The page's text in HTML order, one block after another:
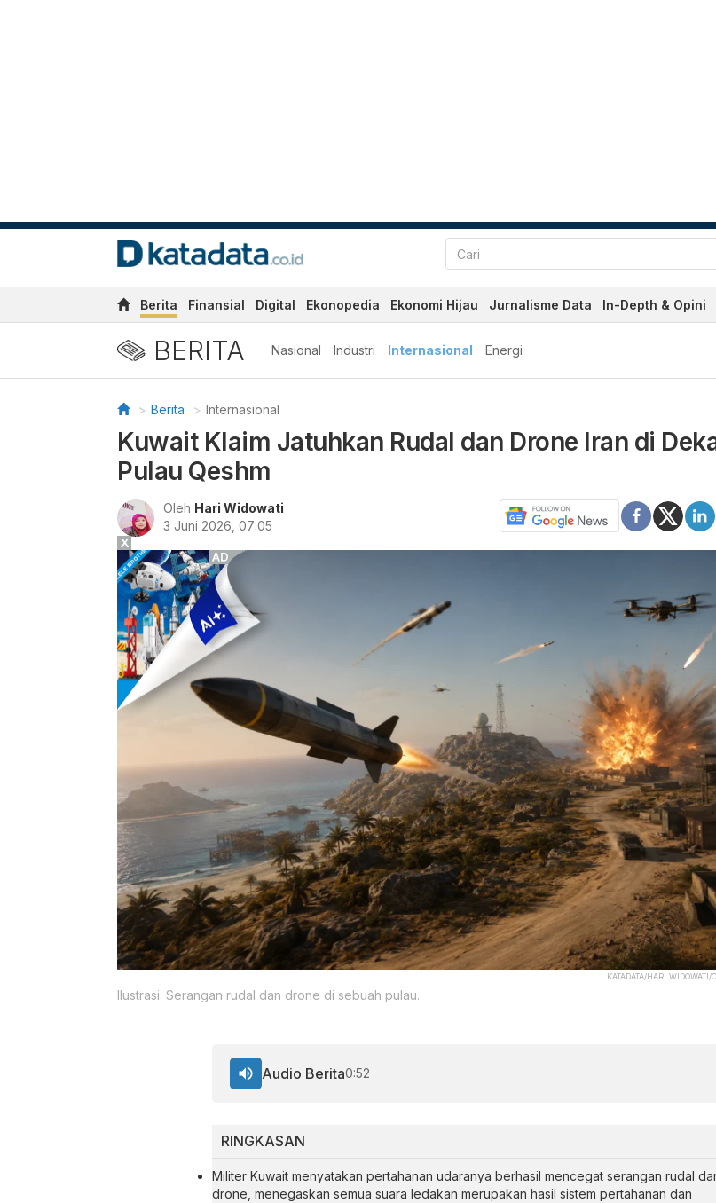
Berita Finansial Digital Ekonopedia Ekonomi Hijau Jurnalisme Data In-Depth & Opini
BERITA Nasional Industri Internasional Energi
Berita Internasional
Kuwait Klaim Jatuhkan Rudal dan Drone Iran di
Pulau Qeshm
Oleh Hari Widowati
3 Juni 2026, 07:05
KATADATA/HARI WIDOWATI/
Ilustrasi. Serangan rudal dan drone di sebuah pulau.
RINGKASAN
Militer Kuwait menyatakan pertahanan udaranya berhasil mencegat serangan rudal
drone, menegaskan semua suara ledakan merupakan hasil sistem pertahanan dan
Audio Berita0:52
X